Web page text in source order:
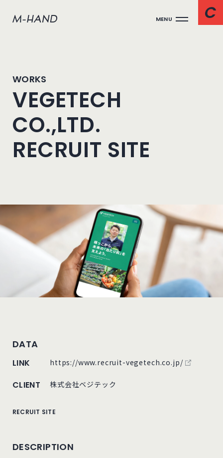
MENU
WORKS
VEGETECH
CO.,LTD.
RECRUIT SITE
DATA
LINK https://www.recruit-vegetech.co.jp/外部サイト
CLIENT 株式会社ベジテック
RECRUIT SITE
DESCRIPTION